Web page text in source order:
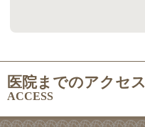
医院までのアクセス
ACCESS